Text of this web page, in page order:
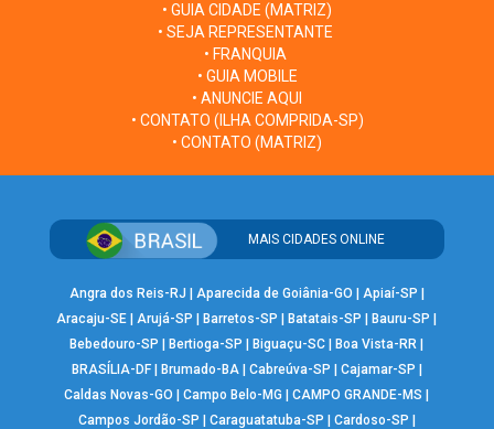
• GUIA CIDADE (MATRIZ)
• SEJA REPRESENTANTE
• FRANQUIA
• GUIA MOBILE
• ANUNCIE AQUI
• CONTATO (ILHA COMPRIDA-SP)
• CONTATO (MATRIZ)
MAIS CIDADES ONLINE
Angra dos Reis-RJ | Aparecida de Goiânia-GO | Apiaí-SP |
Aracaju-SE | Arujá-SP |Barretos-SP |Batatais-SP |Bauru-SP |
Bebedouro-SP |Bertioga-SP |Biguaçu-SC |Boa Vista-RR |
BRASÍLIA-DF| Brumado-BA| Cabreúva-SP | Cajamar-SP |
Caldas Novas-GO |Campo Belo-MG |CAMPO GRANDE-MS |
Campos Jordão-SP | Caraguatatuba-SP | Cardoso-SP |